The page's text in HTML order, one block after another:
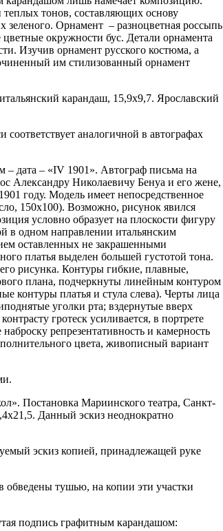
теплых тонов, составляющих основу
зеленого. Орнамент – разноцветная россыпь
окружности бус. Детали орнамента
Изучив орнамент русского костюма, а
им стилизованный орнамент
карандаш, 15,9х9,7. Ярославский
аналогичной в автографах
– дата – «IV 1901 ». Автограф письма на
Александру Николаевичу Бенуа и его жене,
году. Модель имеет непосредственное
150х100). Возможно, рисунок явился
условно образует на плоскости фигуру
в одном направлении итальянским
оставленных не закрашенными
платья выделен большей густотой тона.
рисунка. Контуры гибкие, плавные,
плана, подчеркнуты линейным контуром
контуры платья и стула слева). Черты лица
уголки рта; вздернутые вверх
гротеск усиливается, в портрете
репрезентативность и камерность
цвета, живописный вариант
Постановка Мариинского театра, Санкт-
Данный эскиз неоднократно
эскиз копией, принадлежащей руке
обведены тушью, на копии эти участки
подпись графитным карандашом: